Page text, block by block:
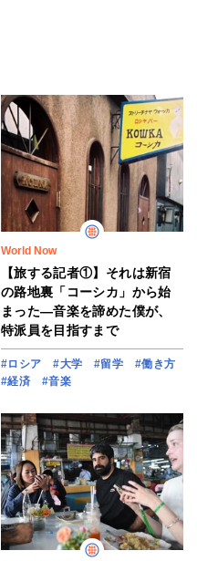
World Now
【旅する記者①】それは新宿
の路地裏「コーシカ」から始
まった―音楽を諦めた僕が、
特派員を目指すまで
#ロシア #大学 #留学
#働き方
#経済
#音楽